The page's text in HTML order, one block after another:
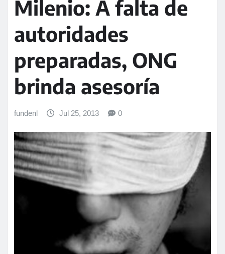
Milenio: A falta de
autoridades
preparadas, ONG
brinda asesoría
fundenl Jul 25, 2013 0